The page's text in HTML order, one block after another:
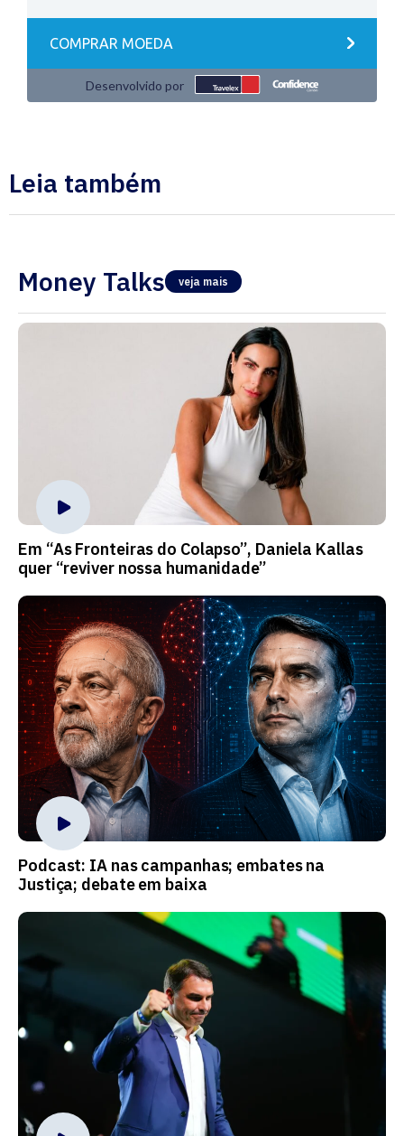
Leia também
Money Talks veja mais
Em “As Fronteiras do Colapso”, Daniela Kallas
quer “reviver nossa humanidade”
Podcast: IA nas campanhas; embates na
Justiça; debate em baixa